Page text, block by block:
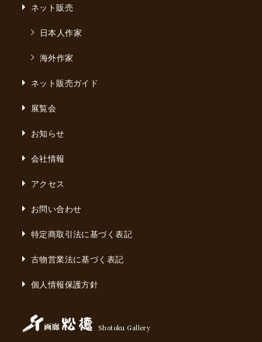
ネット販売
日本人作家
海外作家
ネット販売ガイド
展覧会
お知らせ
会社情報
アクセス
お問い合わせ
特定商取引法に基づく表記
古物営業法に基づく表記
個人情報保護方針
Shotoku Gallery